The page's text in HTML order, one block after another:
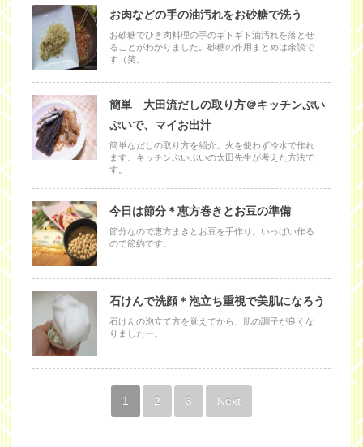
お肉などの手の油汚れをお砂糖で洗う
お砂糖でひき肉料理の手のギトギト油汚れを落とせ
ることがわかりました。砂糖の作用まとめは余談で
す（笑。
簡単 大田流だしの取り方＠キッチンぷい
ぷいで、マイお出汁
簡単なだしの取り方を紹介。火を使わず冷水で作れ
ます。キッチンぷいぷいの太田先生が考えた方法で
す。
今日は節分＊恵方巻きとお豆の準備
節分なので恵方まきとお豆を手作り。いっぱい作る
ので節約です。
石けんで洗顔＊泡立ち重視で美肌になろう
石けんの泡立て方を覚えてから、肌の調子が良くな
りましたー。
1 2 3 Next